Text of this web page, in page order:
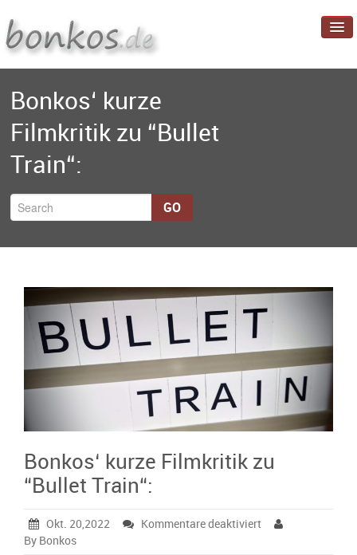
Startseite
Blog
Projekte
Über mich
Bonkos‘ kurze
Filmkritik zu “Bullet
Train“:
GO
Bonkos‘ kurze Filmkritik zu
“Bullet Train“:
Okt. 20,2022 Kommentare deaktiviertfür
By Bonkos